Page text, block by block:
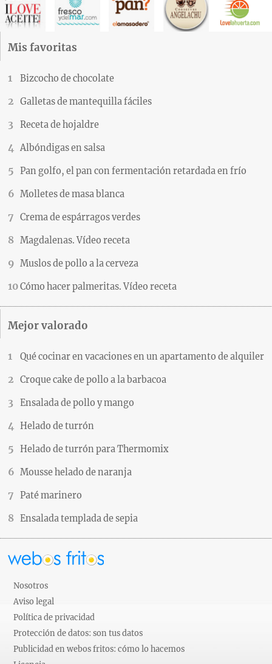
Mis favoritas
Bizcocho de chocolate
Galletas de mantequilla fáciles
Receta de hojaldre
Albóndigas en salsa
Pan golfo, el pan con fermentación retardada en frío
Molletes de masa blanca
Crema de espárragos verdes
Magdalenas. Vídeo receta
Muslos de pollo a la cerveza
Cómo hacer palmeritas. Vídeo receta
Mejor valorado
Qué cocinar en vacaciones en un apartamento de alquiler
Croque cake de pollo a la barbacoa
Ensalada de pollo y mango
Helado de turrón
Helado de turrón para Thermomix
Mousse helado de naranja
Paté marinero
Ensalada templada de sepia
Nosotros
Aviso legal
Política de privacidad
Protección de datos: son tus datos
Publicidad en webos fritos: cómo lo hacemos